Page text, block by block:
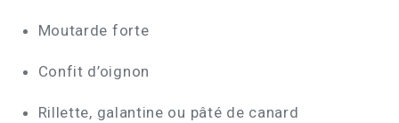
Moutarde forte
Confit d’oignon
Rillette, galantine ou pâté de canard